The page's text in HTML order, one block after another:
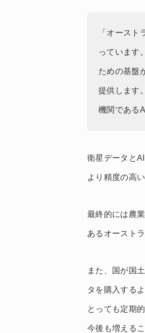
「オース
っています
ための基盤
提供します
機関である
衛星データと
より精度の高
最終的には農
あるオースト
また、国が国
タを購入する
とっても定期
今後も増える